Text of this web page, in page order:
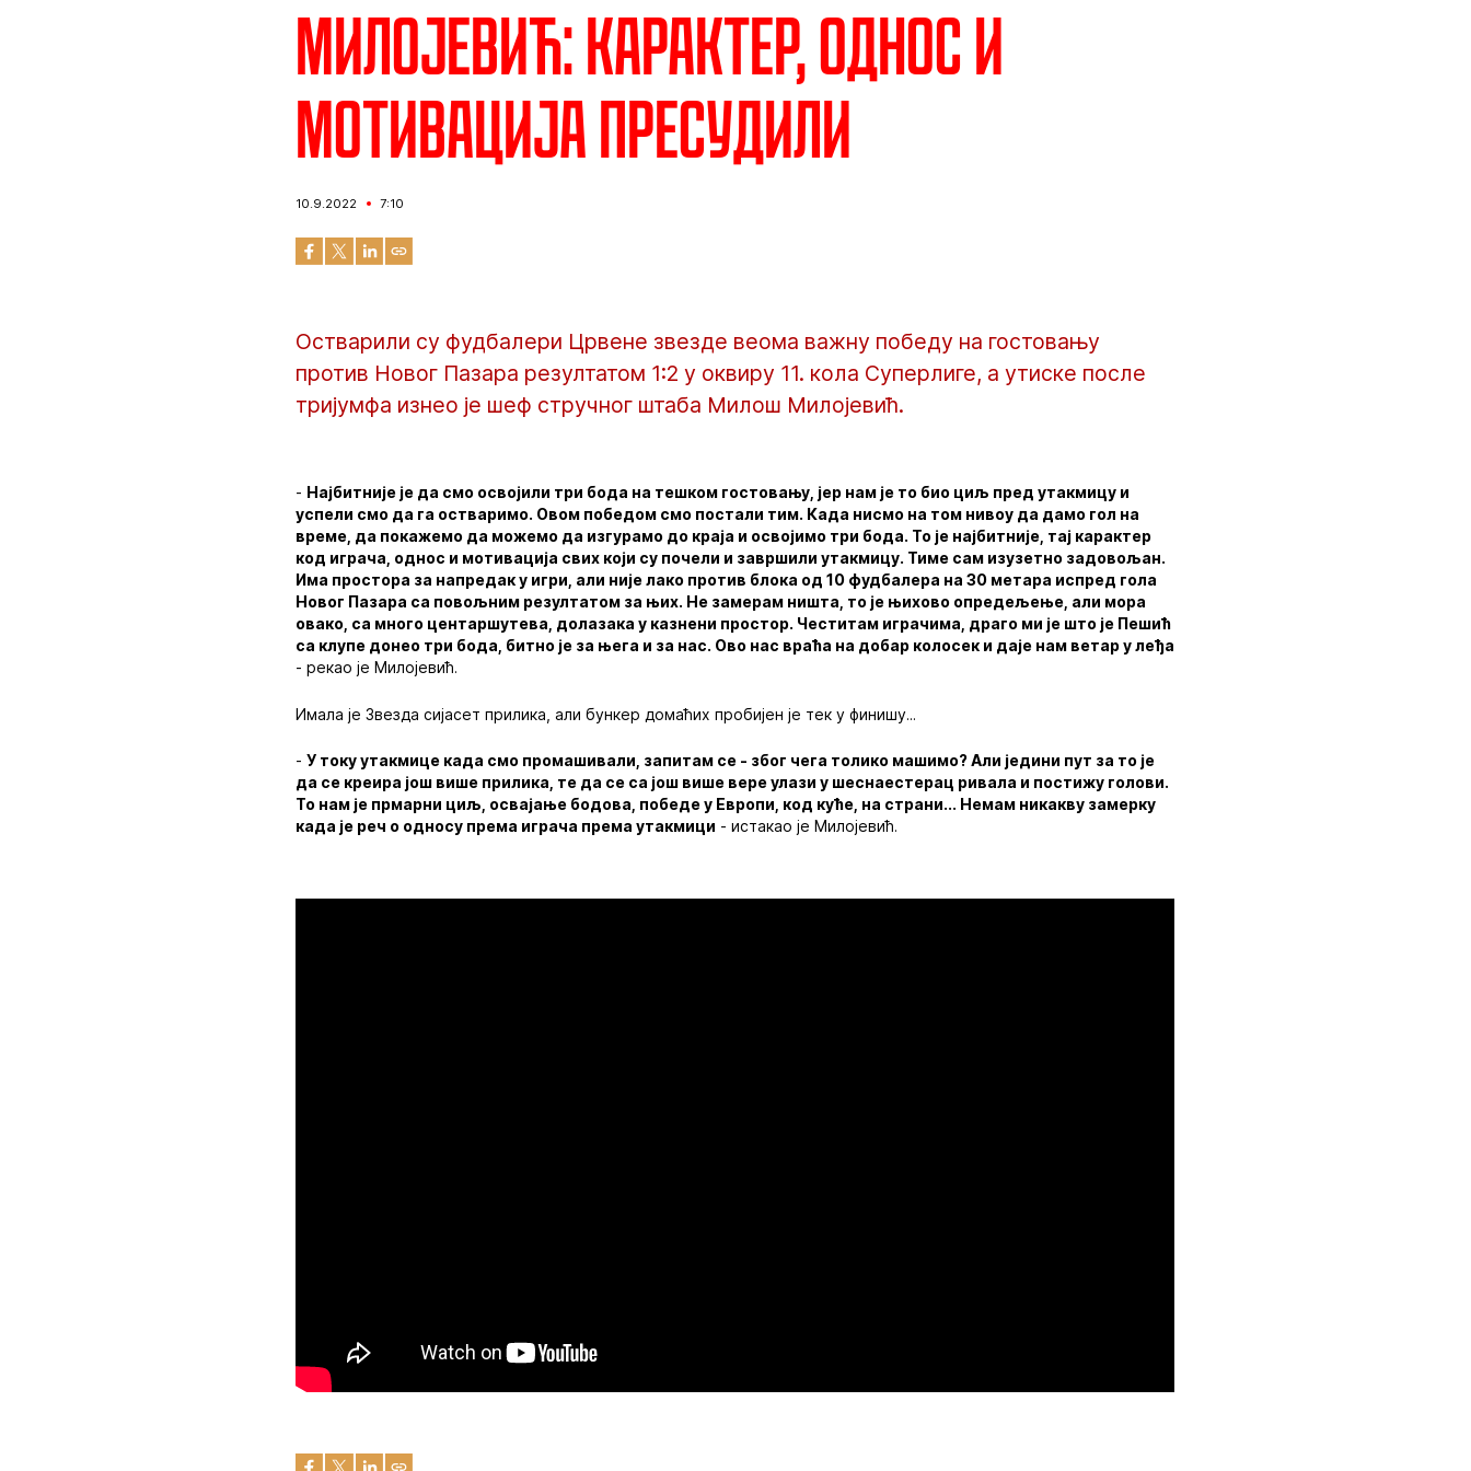
Милојевић: Карактер, однос и
мотивација пресудили
10.9.2022 7:10
Остварили су фудбалери Црвене звезде веома важну победу на гостовању
против Новог Пазара резултатом 1:2 у оквиру 11. кола Суперлиге, а утиске после
тријумфа изнео је шеф стручног штаба Милош Милојевић.
- Најбитније је да смо освојили три бода на тешком гостовању, јер нам је то био циљ пред утакмицу и
успели смо да га остваримо. Овом победом смо постали тим. Када нисмо на том нивоу да дамо гол на
време, да покажемо да можемо да изгурамо до краја и освојимо три бода. То је најбитније, тај карактер
код играча, однос и мотивација свих који су почели и завршили утакмицу. Тиме сам изузетно задовољан.
Има простора за напредак у игри, али није лако против блока од 10 фудбалера на 30 метара испред гола
Новог Пазара са повољним резултатом за њих. Не замерам ништа, то је њихово опредељење, али мора
овако, са много центаршутева, долазака у казнени простор. Честитам играчима, драго ми је што је Пешић
са клупе донео три бода, битно је за њега и за нас. Ово нас враћа на добар колосек и даје нам ветар у леђа
- рекао је Милојевић.
Имала је Звезда сијасет прилика, али бункер домаћих пробијен је тек у финишу...
-У току утакмице када смо промашивали, запитам се - због чега толико машимо? Али једини пут за то је
да се креира још више прилика, те да се са још више вере улази у шеснаестерац ривала и постижу голови.
То нам је прмарни циљ, освајање бодова, победе у Европи, код куће, на страни... Немам никакву замерку
када је реч о односу према играча према утакмици - истакао је Милојевић.